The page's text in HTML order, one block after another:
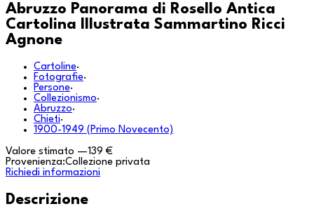
Abruzzo Panorama di Rosello Antica
Cartolina Illustrata Sammartino Ricci
Agnone
Cartoline·
Fotografie·
Persone·
Collezionismo·
Abruzzo·
Chieti·
1900-1949 (Primo Novecento)
Valore stimato —139 €
Provenienza:Collezione privata
Richiedi informazioni
Descrizione